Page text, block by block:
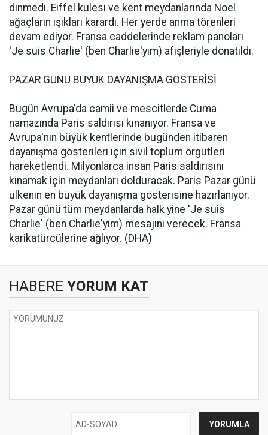
dinmedi. Eiffel kulesi ve kent meydanlarında Noel
ağaçların ışıkları karardı. Her yerde anma törenleri
devam ediyor. Fransa caddelerinde reklam panoları
'Je suis Charlie' (ben Charlie'yim) afişleriyle donatıldı.
PAZAR GÜNÜ BÜYÜK DAYANIŞMA GÖSTERİSİ
Bugün Avrupa'da camii ve mescitlerde Cuma
namazında Paris saldırısı kınanıyor. Fransa ve
Avrupa'nın büyük kentlerinde bugünden itibaren
dayanışma gösterileri için sivil toplum örgütleri
hareketlendi. Milyonlarca insan Paris saldırısını
kınamak için meydanları dolduracak. Paris Pazar günü
ülkenin en büyük dayanışma gösterisine hazırlanıyor.
Pazar günü tüm meydanlarda halk yine 'Je suis
Charlie' (ben Charlie'yim) mesajını verecek. Fransa
karikatürcülerine ağlıyor. (DHA)
HABERE YORUM KAT